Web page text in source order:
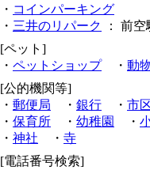
・ コインパーキング
・ 三井のリパーク
： 前
[ペット]
・ ペットショップ・ 動
[公的機関等]
・ 郵便局 ・ 銀行 ・ 市
・ 保育所 ・ 幼稚園 ・
・ 神社 ・ 寺
[電話番号検索]